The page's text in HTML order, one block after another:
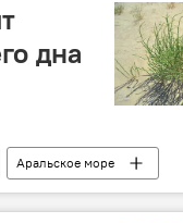
дна
Аральское море